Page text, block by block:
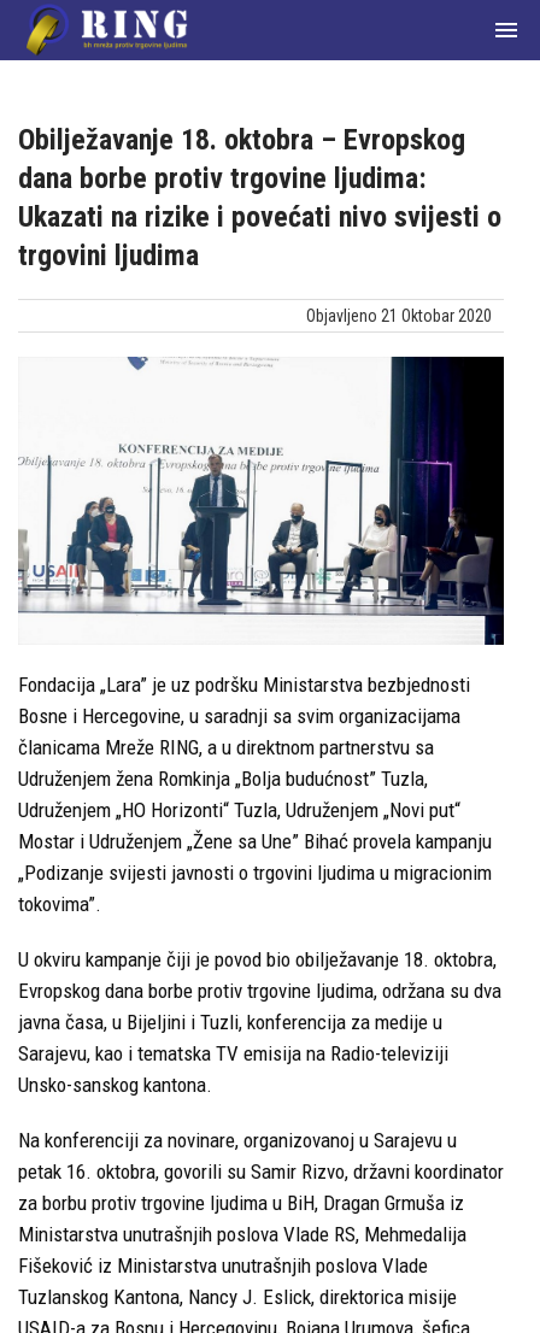

Početna
nama
Aktuelnosti
Zakoni
i
Publikacije
Prevencija
Kontakti
Obilježavanje 18. oktobra – Evropskog
dana borbe protiv trgovine ljudima:
Ukazati na rizike i povećati nivo svijesti o
trgovini ljudima
Objavljeno 21 Oktobar 2020
Fondacija „Lara” je uz podršku Ministarstva bezbjednosti
Bosne i Hercegovine, u saradnji sa svim organizacijama
članicama Mreže RING, a u direktnom partnerstvu sa
Udruženjem žena Romkinja „Bolja budućnost” Tuzla,
Udruženjem „HO Horizonti“ Tuzla, Udruženjem „Novi put“
Mostar i Udruženjem „Žene sa Une” Bihać provela kampanju
„Podizanje svijesti javnosti o trgovini ljudima u migracionim
tokovima”.
U okviru kampanje čiji je povod bio obilježavanje 18. oktobra,
Evropskog dana borbe protiv trgovine ljudima, održana su dva
javna časa, u Bijeljini i Tuzli, konferencija za medije u
Sarajevu, kao i tematska TV emisija na Radio-televiziji
Unsko-sanskog kantona.
Na konferenciji za novinare, organizovanoj u Sarajevu u
petak 16. oktobra, govorili su Samir Rizvo, državni koordinator
za borbu protiv trgovine ljudima u BiH, Dragan Grmuša iz
Ministarstva unutrašnjih poslova Vlade RS, Mehmedalija
Fišeković iz Ministarstva unutrašnjih poslova Vlade
Tuzlanskog Kantona, Nancy J. Eslick, direktorica misije